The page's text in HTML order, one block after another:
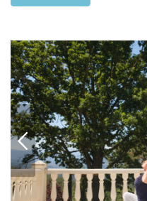
VORIGE